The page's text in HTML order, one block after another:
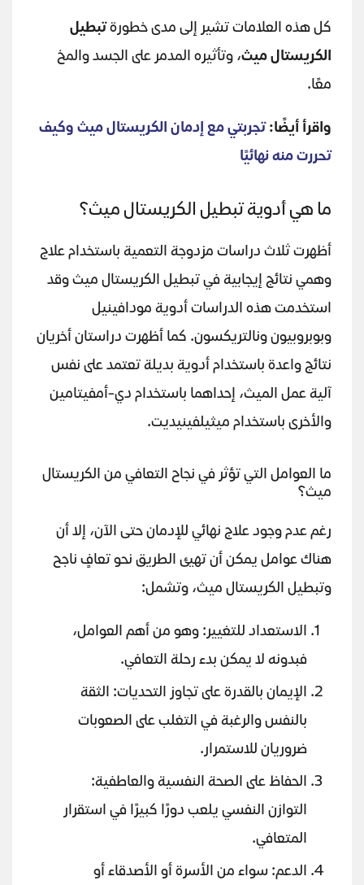
كل هذه العلامات تشير إلى مدى خطورةتبطيل
الكريستال ميث، وتأثيره المدمر على الجسد والمخ
معًا.
واقرأ أيضًا:تجربتي مع إدمان الكريستال ميث وكيف
تحررت منه نهائيًا
ما هي أدوية تبطيل الكريستال ميث؟
أظهرت ثلاث دراسات مزدوجة التعمية باستخدام علاج
وهمي نتائج إيجابية في تبطيل الكريستال ميث وقد
استخدمت هذه الدراسات أدوية مودافينيل
وبوبروبيون ونالتريكسون. كما أظهرت دراستان أخريان
نتائج واعدة باستخدام أدوية بديلة تعتمد على نفس
آلية عمل الميث، إحداهما باستخدام دي-أمفيتامين
والأخرى باستخدام ميثيلفينيديت.
ما العوامل التي تؤثر في نجاح التعافي من الكريستال
ميث؟
رغم عدم وجود علاج نهائي للإدمان حتى الآن، إلا أن
هناك عوامل يمكن أن تهيئ الطريق نحو تعافٍ ناجح
وتبطيل الكريستال ميث، وتشمل:
الاستعداد للتغيير: وهو من أهم العوامل،
فبدونه لا يمكن بدء رحلة التعافي.
الإيمان بالقدرة على تجاوز التحديات: الثقة
بالنفس والرغبة في التغلب على الصعوبات
ضروريان للاستمرار.
الحفاظ على الصحة النفسية والعاطفية:
التوازن النفسي يلعب دورًا كبيرًا في استقرار
المتعافي.
الدعم: سواء من الأسرة أو الأصدقاء أو